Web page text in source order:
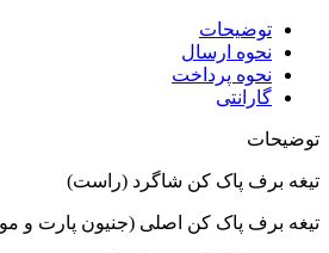
توضیحات
نحوه ارسال
نحوه پرداخت
گارانتی
توضیحات
تیغه برف پاک کن شاگرد (راست)
تیغه برف پاک کن اصلی (جنیون پارت و